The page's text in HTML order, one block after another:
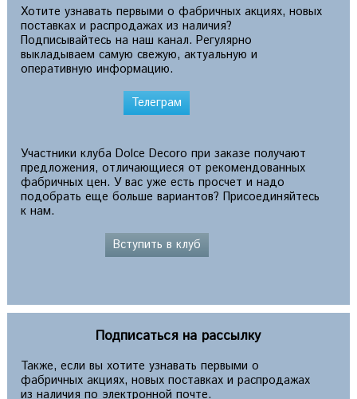
Хотите узнавать первыми о фабричных акциях, новых
поставках и распродажах из наличия?
Подписывайтесь на наш канал. Регулярно
выкладываем самую свежую, актуальную и
оперативную информацию.
Телеграм
Участники клуба Dolce Decoro при заказе получают
предложения, отличающиеся от рекомендованных
фабричных цен. У вас уже есть просчет и надо
подобрать еще больше вариантов? Присоединяйтесь
к нам.
Вступить в клуб
Подписаться на рассылку
Также, если вы хотите узнавать первыми о
фабричных акциях, новых поставках и распродажах
из наличия по электронной почте.